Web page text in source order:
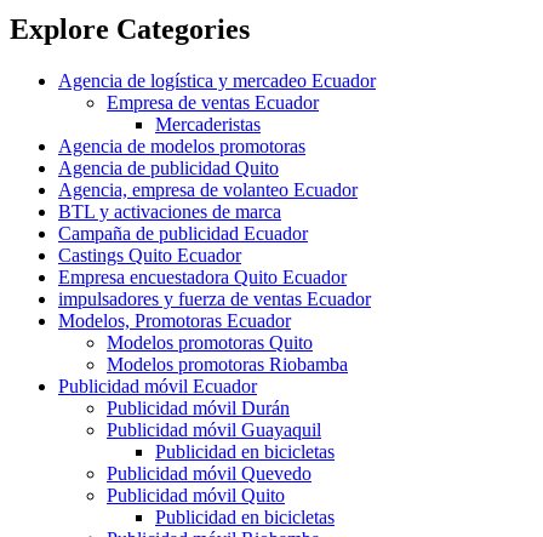
Explore Categories
Agencia de logística y mercadeo Ecuador
Empresa de ventas Ecuador
Mercaderistas
Agencia de modelos promotoras
Agencia de publicidad Quito
Agencia, empresa de volanteo Ecuador
BTL y activaciones de marca
Campaña de publicidad Ecuador
Castings Quito Ecuador
Empresa encuestadora Quito Ecuador
impulsadores y fuerza de ventas Ecuador
Modelos, Promotoras Ecuador
Modelos promotoras Quito
Modelos promotoras Riobamba
Publicidad móvil Ecuador
Publicidad móvil Durán
Publicidad móvil Guayaquil
Publicidad en bicicletas
Publicidad móvil Quevedo
Publicidad móvil Quito
Publicidad en bicicletas